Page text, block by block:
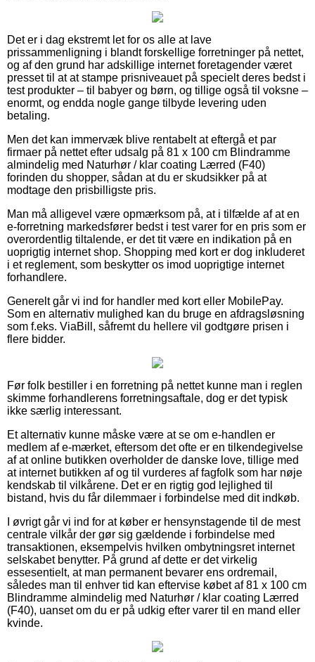
Det er i dag ekstremt let for os alle at lave
prissammenligning i blandt forskellige forretninger på nettet,
og af den grund har adskillige internet foretagender været
presset til at at stampe prisniveauet på specielt deres bedst i
test produkter – til babyer og børn, og tillige også til voksne –
enormt, og endda nogle gange tilbyde levering uden
betaling.
Men det kan immervæk blive rentabelt at eftergå et par
firmaer på nettet efter udsalg på 81 x 100 cm Blindramme
almindelig med Naturhør / klar coating Lærred (F40)
forinden du shopper, sådan at du er skudsikker på at
modtage den prisbilligste pris.
Man må alligevel være opmærksom på, at i tilfælde af at en
e-forretning markedsfører bedst i test varer for en pris som er
overordentlig tiltalende, er det tit være en indikation på en
uoprigtig internet shop. Shopping med kort er dog inkluderet
i et reglement, som beskytter os imod uoprigtige internet
forhandlere.
Generelt går vi ind for handler med kort eller MobilePay.
Som en alternativ mulighed kan du bruge en afdragsløsning
som f.eks. ViaBill, såfremt du hellere vil godtgøre prisen i
flere bidder.
Før folk bestiller i en forretning på nettet kunne man i reglen
skimme forhandlerens forretningsaftale, dog er det typisk
ikke særlig interessant.
Et alternativ kunne måske være at se om e-handlen er
medlem af e-mærket, eftersom det ofte er en tilkendegivelse
af at online butikken overholder de danske love, tillige med
at internet butikken af og til vurderes af fagfolk som har nøje
kendskab til vilkårene. Det er en rigtig god lejlighed til
bistand, hvis du får dilemmaer i forbindelse med dit indkøb.
I øvrigt går vi ind for at køber er hensynstagende til de mest
centrale vilkår der gør sig gældende i forbindelse med
transaktionen, eksempelvis hvilken ombytningsret internet
selskabet benytter. På grund af dette er det virkelig
essesentielt, at man permanent bevarer ens ordremail,
således man til enhver tid kan eftervise købet af 81 x 100 cm
Blindramme almindelig med Naturhør / klar coating Lærred
(F40), uanset om du er på udkig efter varer til en mand eller
kvinde.